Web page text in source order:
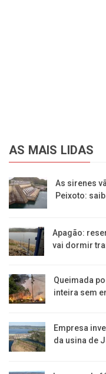
AS MAIS LIDAS
As sirenes
Peixoto:
Apagão:
vai dormir
Queimada
inteira sem
Empresa
da usina de